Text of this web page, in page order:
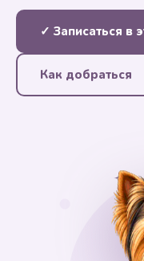
✓ Записаться в
Как добраться
✦